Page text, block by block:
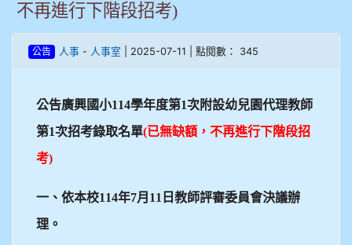
不再進行下階段招考)
公告 人事- 人事室 | 2025-07-11 | 點閱數： 345
公告廣興國小114學年度第1次附設幼兒園代理教師
第1次招考錄取名單(已無缺額，不再進行下階段招
考)
一、依本校114年7月11日教師評審委員會決議辦
理。